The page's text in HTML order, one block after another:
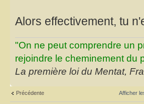
Alors effectivement, tu
"On ne peut comprendre un
rejoindre le cheminement du
La première loi du Mentat,
Précédente Afficher